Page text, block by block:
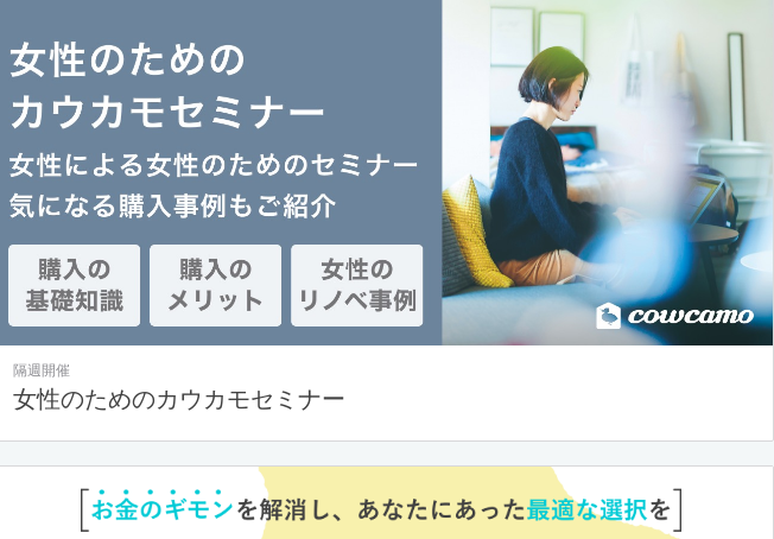
隔週開催
女性のためのカウカモセミナー